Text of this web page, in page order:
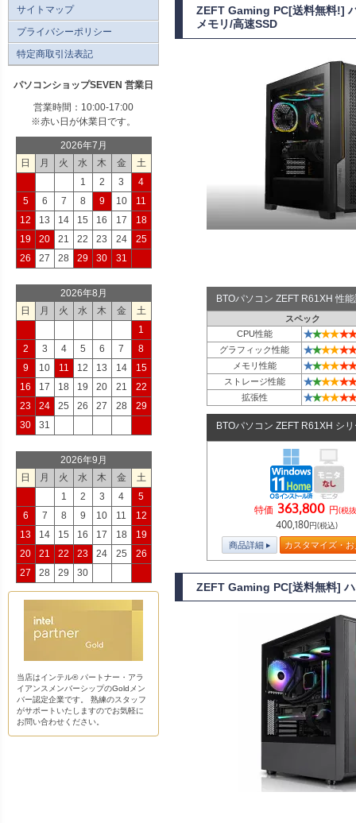
ZEFT Gaming PC[送料無料!]
メモリ/高速SSD
BTOパソコン ZEFT R61XH 性
スペック
CPU性能
★★★★★★
グラフィック性能 ★★★★★★
メモリ性能 ★★★★★★
ストレージ性能 ★★★★★★
拡張性 ★★★★★★
BTOパソコン ZEFT R61XH シ
特価 363,800 円(税
400,180円(税込)
商品詳細 カスタマイズ・
ZEFT Gaming PC[送料無料]
サイトマップ
プライバシーポリシー
特定商取引法表記
パソコンショップSEVEN 営業日
営業時間：10:00-17:00
※赤い日が休業日です。
2026年7月
日
月 火 水 木 金
土
1
2 3
4
5
6 7 8 9 10
11
12
13 14 15 16 17
18
19
20 21 22 23 24
25
26
27 28 29 30 31
2026年8月
日
月 火 水 木 金
土
1
2
3 4 5 6 7
8
9
10 11 12 13 14
15
16
17 18 19 20 21
22
23
24 25 26 27 28
29
30
31
2026年9月
日
月 火 水 木 金
土
1
2 3 4
5
6
7 8 9 10 11
12
13
14 15 16 17 18
19
20
21 22 23 24 25
26
27
28 29 30
当店はインテル® パートナー・アラ
イアンスメンバーシップのGoldメン
バー認定企業です。 熟練のスタッフ
がサポートいたしますのでお気軽に
お問い合わせください。